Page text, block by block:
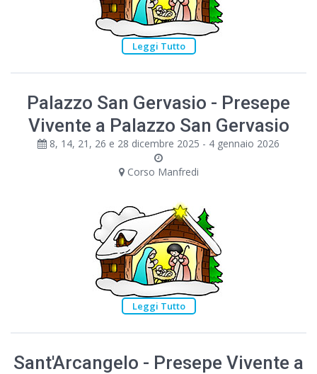
Leggi Tutto
Palazzo San Gervasio - Presepe
Vivente a Palazzo San Gervasio
8, 14, 21, 26 e 28 dicembre 2025 - 4 gennaio 2026
Corso Manfredi
Leggi Tutto
Sant'Arcangelo - Presepe Vivente a